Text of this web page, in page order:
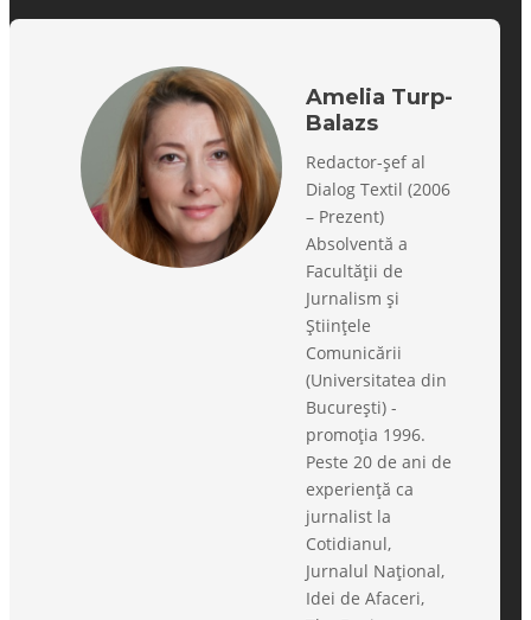
Amelia Turp-
Balazs
Redactor-șef al
Dialog Textil (2006
– Prezent)
Absolventă a
Facultății de
Jurnalism și
Științele
Comunicării
(Universitatea din
București) -
promoția 1996.
Peste 20 de ani de
experiență ca
jurnalist la
Cotidianul,
Jurnalul Național,
Idei de Afaceri,